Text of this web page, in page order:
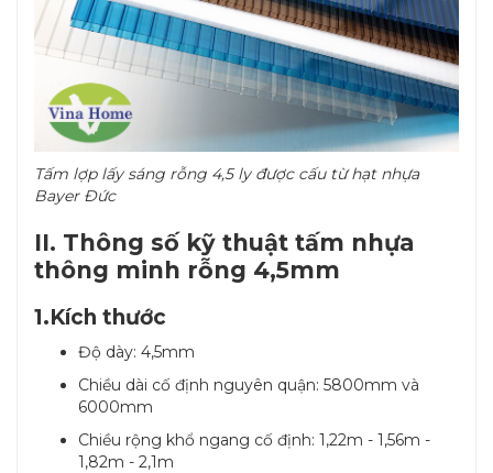
Tấm lợp lấy sáng rỗng 4,5 ly được cấu từ hạt nhựa
Bayer Đức
II. Thông số kỹ thuật tấm nhựa
thông minh rỗng 4,5mm
1.Kích thước
Độ dày: 4,5mm
Chiều dài cố định nguyên quận: 5800mm và
6000mm
Chiều rộng khổ ngang cố định: 1,22m - 1,56m -
1,82m - 2,1m